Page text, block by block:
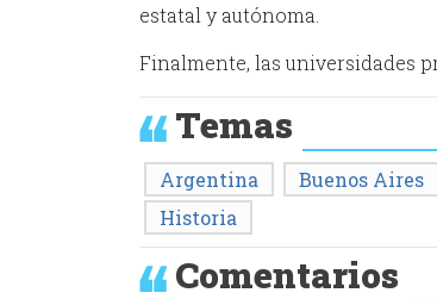
estatal y autónoma.
Finalmente, las universidades
Temas
Argentina Buenos Aires
Historia
Comentarios